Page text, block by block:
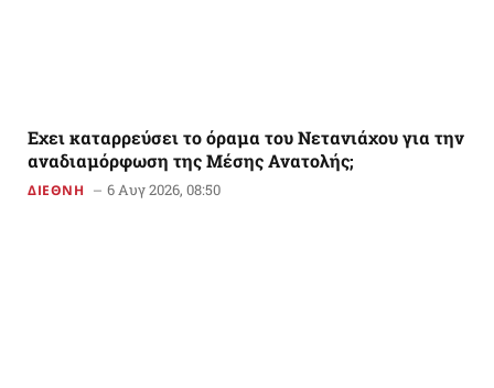
Εχει καταρρεύσει το όραμα του Νετανιάχου για την
αναδιαμόρφωση της Μέσης Ανατολής;
ΔΙΕΘΝΗ 6 Αυγ 2026, 08:50